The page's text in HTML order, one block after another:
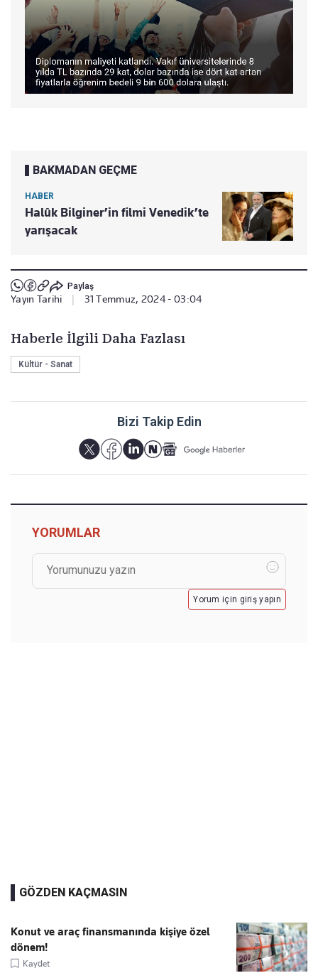
BAKMADAN GEÇME
HABER
Halûk Bilginer’in filmi Venedik’te
yarışacak
Paylaş
Yayın Tarihi 31 Temmuz, 2024 - 03:04
Haberle İlgili Daha Fazlası
Kültür - Sanat
Bizi Takip Edin
YORUMLAR
Yorum için giriş yapın
GÖZDEN KAÇMASIN
Konut ve araç finansmanında kişiye özel
dönem!
Kaydet